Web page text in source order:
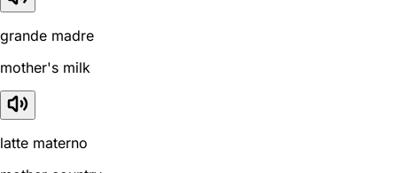
grande madre
mother's milk
latte materno